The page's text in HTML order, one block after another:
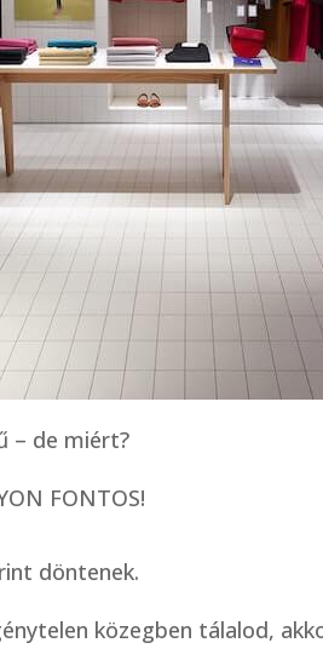
– de miért?
FONTOS!
döntenek.
közegben tálalod,